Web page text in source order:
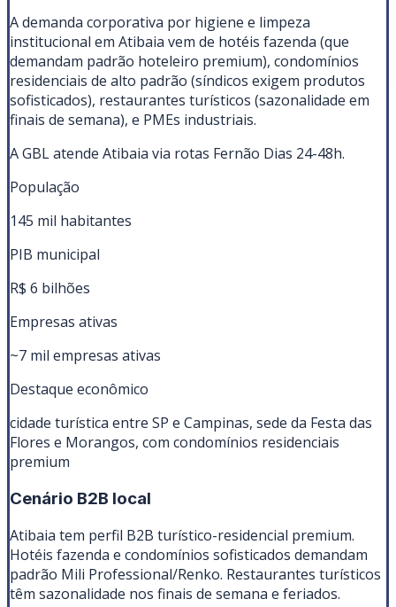
A demanda corporativa por higiene e limpeza
institucional em Atibaia vem de hotéis fazenda (que
demandam padrão hoteleiro premium), condomínios
residenciais de alto padrão (síndicos exigem produtos
sofisticados), restaurantes turísticos (sazonalidade em
finais de semana), e PMEs industriais.
A GBL atende Atibaia via rotas Fernão Dias 24-48h.
População
145 mil habitantes
PIB municipal
R$ 6 bilhões
Empresas ativas
~7 mil empresas ativas
Destaque econômico
cidade turística entre SP e Campinas, sede da Festa das
Flores e Morangos, com condomínios residenciais
premium
Cenário B2B local
Atibaia tem perfil B2B turístico-residencial premium.
Hotéis fazenda e condomínios sofisticados demandam
padrão Mili Professional/Renko. Restaurantes turísticos
têm sazonalidade nos finais de semana e feriados.